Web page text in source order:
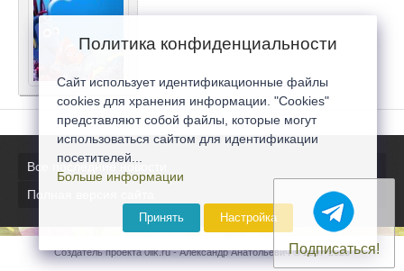
Все последние новости
Полная версия сайта
Создатель проекта 0lik.ru - Александр Анатольевич © 2007-2026
Подписаться!
Политика конфиденциальности
Сайт использует идентификационные файлы
cookies для хранения информации. "Cookies"
представляют собой файлы, которые могут
использоваться сайтом для идентификации
посетителей...
Больше информации
Принять Настройка